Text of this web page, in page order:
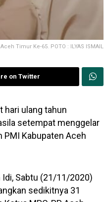
Timur Ke-65. POTO : ILYAS ISMAIL
on Twitter
hari ulang tahun
setempat menggelar
PMI Kabupaten Aceh
Sabtu (21/11/2020)
sedikitnya 31